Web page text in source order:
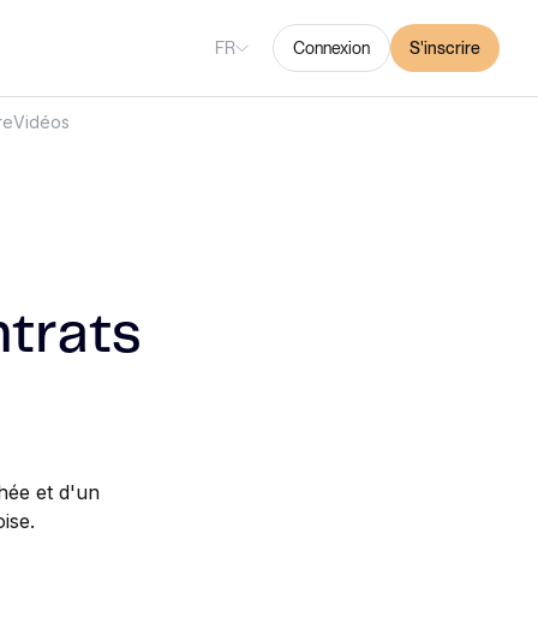
FR Connexion S'inscrire
Vidéos